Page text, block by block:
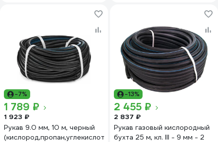
-7%
1 789 ₽
1 923 ₽
Рукав 9.0 мм, 10 м, черный
(кислород,пропан,углекислота,аргон)
-13%
2 455 ₽
2 837 ₽
Рукав газовый кислородный
бухта 25 м, кл. III - 9 мм - 2